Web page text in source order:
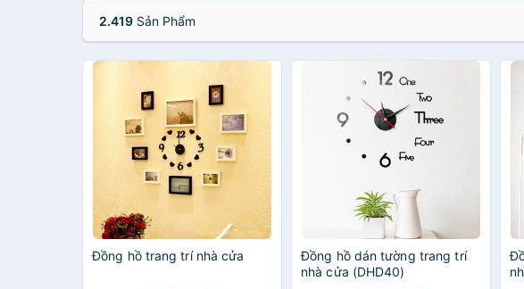
2.419 Sản Phẩm
Đồng hồ trang trí nhà cửa
Đồng hồ dán tường trang trí
nhà cửa (DHD40)